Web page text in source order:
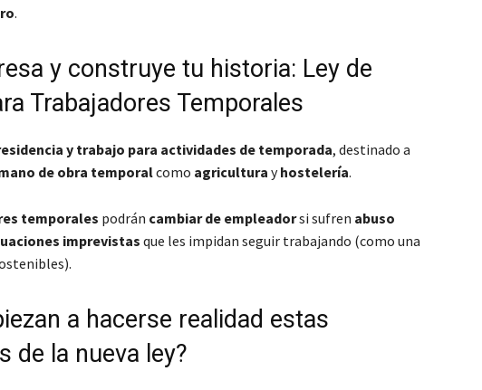
.
y construye tu historia: Ley de
Trabajadores Temporales
y trabajo para actividades de temporada, destinado a
de obra temporalcomo agricultura yhostelería.
temporales podrán cambiar de empleadorsi sufren abuso
imprevistasque les impidan seguir trabajando (como una
a hacerse realidad estas
de la nueva ley?